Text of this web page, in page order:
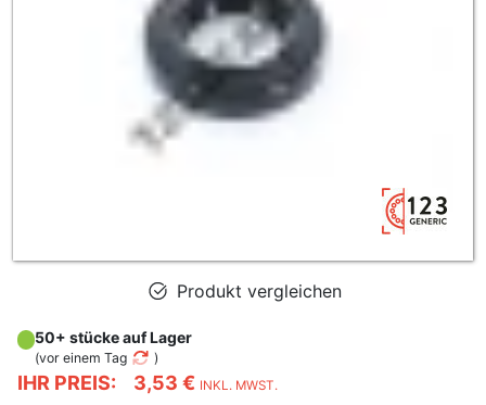
Produkt vergleichen
IHR PREIS: 3,53 € INKL. MWST.
50+ stücke auf Lager
(vor einem Tag )